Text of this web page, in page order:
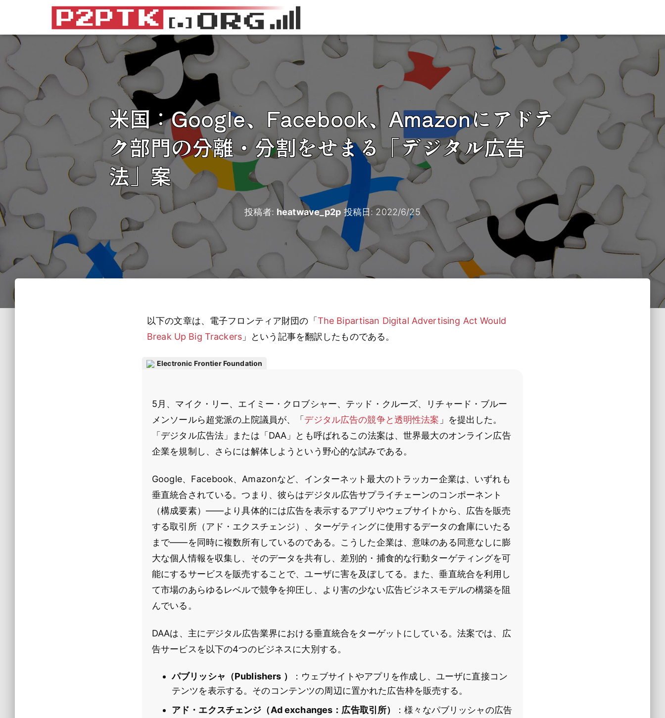
米国：Google、Facebook、Amazonにアドテ
ク部門の分離・分割をせまる「デジタル広告
法」案
投稿者: heatwave_p2p 投稿日: 2022/6/25
以下の文章は、電子フロンティア財団の「 The Bipartisan Digital Advertising Act Would
Break Up Big Trackers」という記事を翻訳したものである。
Electronic Frontier Foundation
5月、マイク・リー、エイミー・クロブシャー、テッド・クルーズ、リチャード・ブルー
メンソールら超党派の上院議員が、「 デジタル広告の競争と透明性法案 」を提出した。
「デジタル広告法」または「DAA」とも呼ばれるこの法案は、世界最大のオンライン広告
企業を規制し、さらには解体しようという野心的な試みである。
Google、Facebook、Amazonなど、インターネット最大のトラッカー企業は、いずれも
垂直統合されている。つまり、彼らはデジタル広告サプライチェーンのコンポーネント
（構成要素）――より具体的には広告を表示するアプリやウェブサイトから、広告を販売
する取引所（アド・エクスチェンジ）、ターゲティングに使用するデータの倉庫にいたる
まで――を同時に複数所有しているのである。こうした企業は、意味のある同意なしに膨
大な個人情報を収集し、そのデータを共有し、差別的・捕食的な行動ターゲティングを可
能にするサービスを販売することで、ユーザに害を及ぼしてる。また、垂直統合を利用し
て市場のあらゆるレベルで競争を抑圧し、より害の少ない広告ビジネスモデルの構築を阻
んでいる。
DAAは、主にデジタル広告業界における垂直統合をターゲットにしている。法案では、広
告サービスを以下の4つのビジネスに大別する。
パブリッシャ（Publishers ）
：ウェブサイトやアプリを作成し、ユーザに直接コン
テンツを表示する。そのコンテンツの周辺に置かれた広告枠を販売する。
アド・エクスチェンジ（Ad exchanges：広告取引所）
：様々なパブリッシャの広告